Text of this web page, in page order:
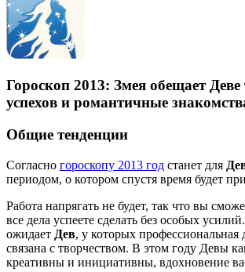
Гороскоп 2013: Змея обещает Деве
успехов и романтичные
Общие тенденции
Согласно гороскопу 2013 год станет для
периодом, о котором спустя время будет
Работа напрягать не будет, так что вы
все дела успеете сделать без особых
ожидает Дев, у которых профессиональная
связана с творчеством. В этом году Девы
креативны и инициативны, вдохновение